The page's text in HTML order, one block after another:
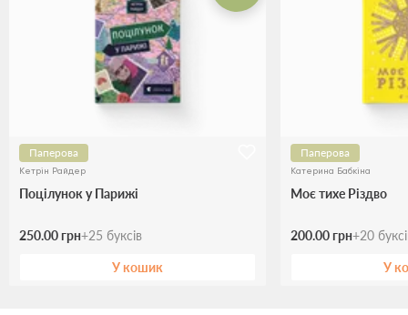
Паперова
Кетрін Райдер
Поцілунок у Парижі
250.00 грн+25 буксів
У кошик
Паперова
Катерина Бабкіна
Моє тихе Різдво
200.00 грн+20
У